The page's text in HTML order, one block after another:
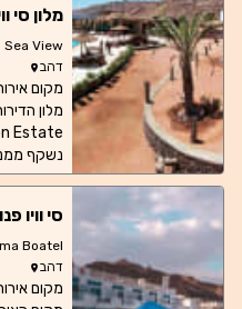
מלון סי
Sea View
דהב
מקום
נשקף
פרטית
חלק
שטוח
מקרר,
סי וויו
Boatel
דהב